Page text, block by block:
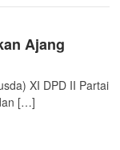
Ajang
XI DPD II Partai
[…]